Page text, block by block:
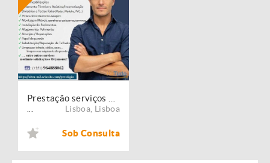
Lisboa Lisboa
Sob Consulta